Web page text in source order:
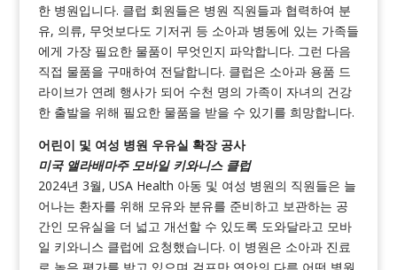
한 병원입니다. 클럽 회원들은 병원 직원들과 협력하여 분
유, 의류, 무엇보다도 기저귀 등 소아과 병동에 있는 가족들
에게 가장 필요한 물품이 무엇인지 파악합니다. 그런 다음
직접 물품을 구매하여 전달합니다. 클럽은 소아과 용품 드
라이브가 연례 행사가 되어 수천 명의 가족이 자녀의 건강
한 출발을 위해 필요한 물품을 받을 수 있기를 희망합니다.
어린이 및 여성 병원 우유실 확장 공사
미국 앨라배마주 모바일 키와니스 클럽
2024년 3월, USA Health 아동 및 여성 병원의 직원들은 늘
어나는 환자를 위해 모유와 분유를 준비하고 보관하는 공
간인 모유실을 더 넓고 개선할 수 있도록 도와달라고 모바
일 키와니스 클럽에 요청했습니다. 이 병원은 소아과 진료